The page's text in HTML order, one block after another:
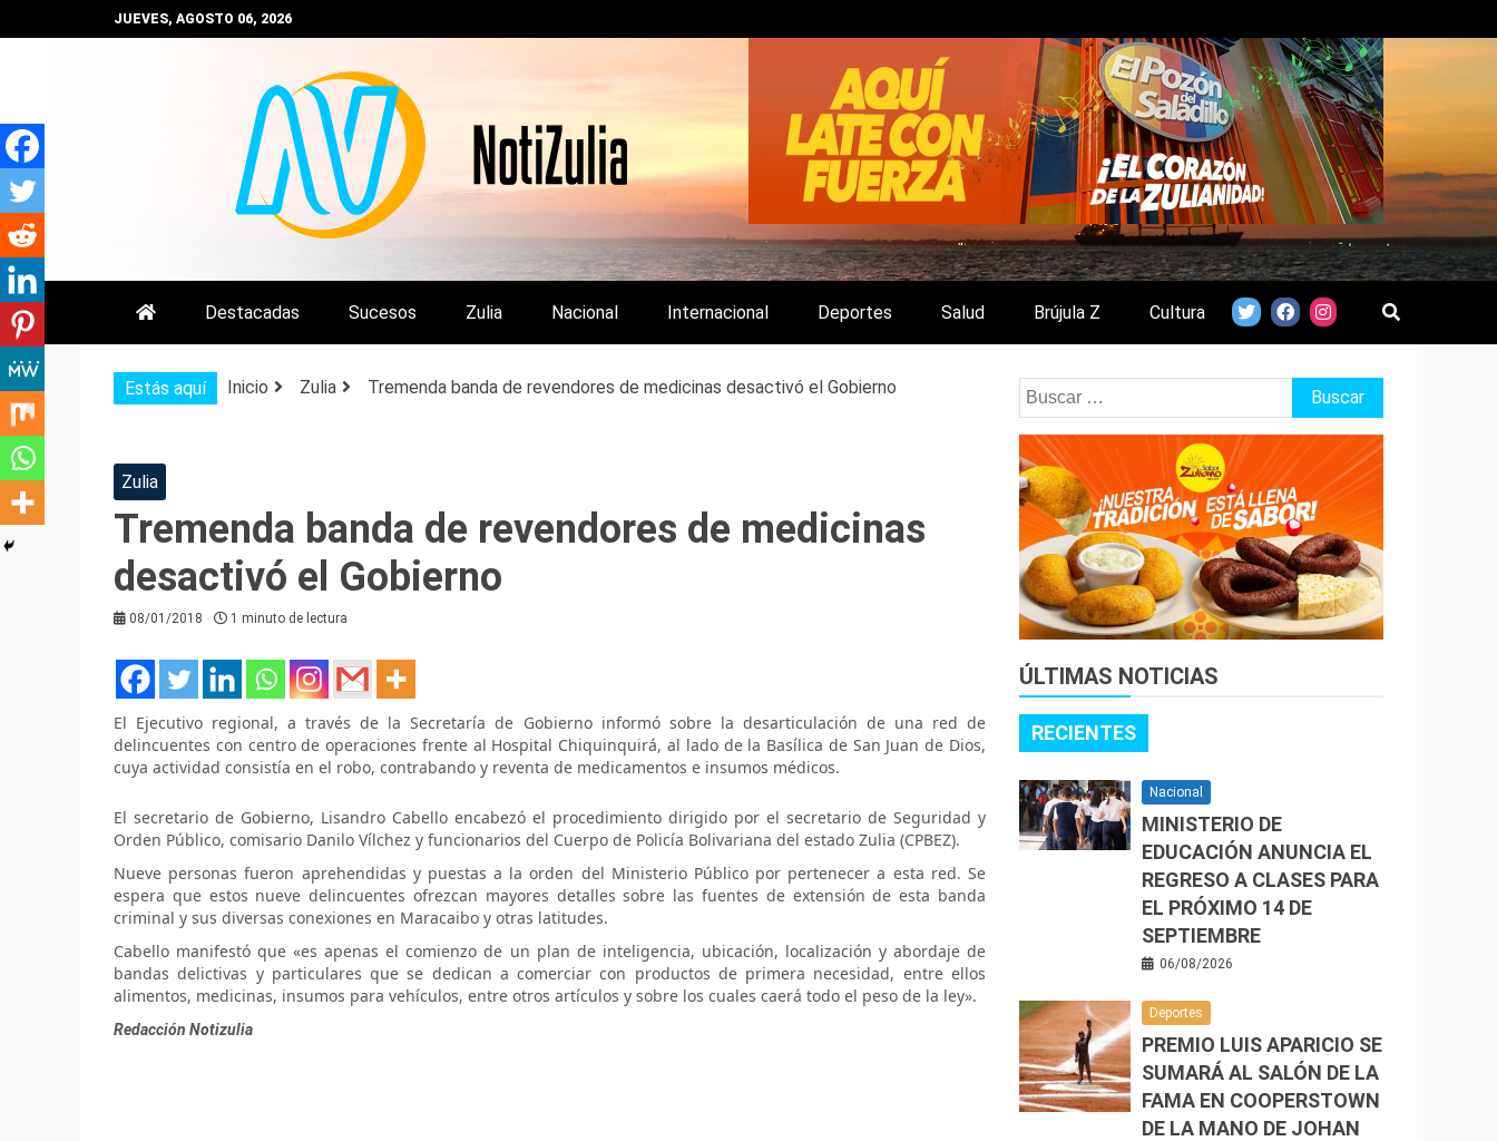
al
JUEVES, AGOSTO 06, 2026
NOTIZULIA
NOTICIAS DEL ZULIA, VENEZUELA Y DE INTERÉS GENERAL.
Destacadas Sucesos Zulia Nacional Internacional Deportes Salud Brújula Z Cultura
Estás aquí Inicio Zulia Tremenda banda de revendores de medicinas desactivó el Gobierno
Zulia
Tremenda banda de revendores de medicinas
desactivó el Gobierno
08/01/2018 1 minuto de lectura
El Ejecutivo regional, a través de la Secretaría de Gobierno informó sobre la desarticulación de una red de
delincuentes con centro de operaciones frente al Hospital Chiquinquirá, al lado de la Basílica de San Juan de Dios,
cuya actividad consistía en el robo, contrabando y reventa de medicamentos e insumos médicos.
El secretario de Gobierno, Lisandro Cabello encabezó el procedimiento dirigido por el secretario de Seguridad y
Orden Público, comisario Danilo Vílchez y funcionarios del Cuerpo de Policía Bolivariana del estado Zulia (CPBEZ).
Nueve personas fueron aprehendidas y puestas a la orden del Ministerio Público por pertenecer a esta red. Se
espera que estos nueve delincuentes ofrezcan mayores detalles sobre las fuentes de extensión de esta banda
criminal y sus diversas conexiones en Maracaibo y otras latitudes.
Cabello manifestó que «es apenas el comienzo de un plan de inteligencia, ubicación, localización y abordaje de
bandas delictivas y particulares que se dedican a comerciar con productos de primera necesidad, entre ellos
alimentos, medicinas, insumos para vehículos, entre otros artículos y sobre los cuales caerá todo el peso de la ley».
Redacción Notizulia
Buscar:
ÚLTIMAS NOTICIAS
RECIENTES
Nacional
MINISTERIO DE
EDUCACIÓN ANUNCIA EL
REGRESO A CLASES PARA
EL PRÓXIMO 14 DE
SEPTIEMBRE
06/08/2026
Deportes
PREMIO LUIS APARICIO SE
SUMARÁ AL SALÓN DE LA
FAMA EN COOPERSTOWN
DE LA MANO DE JOHAN